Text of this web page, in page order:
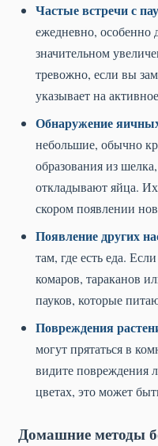
Частые встречи с
ежедневно, особенно
значительном
тревожно, если вы
указывает на
Обнаружение
небольшие, обычно
образования из
откладывают яйца. Их
скором появлении
Появление других
там, где есть еда.
комаров, тараканов
пауков, которые
Повреждения
могут прятаться в
видите повреждения
цветах, это может
Домашние методы